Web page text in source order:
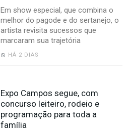
Em show especial, que combina o
melhor do pagode e do sertanejo, o
artista revisita sucessos que
marcaram sua trajetória
HÁ 2 DIAS
Expo Campos segue, com
concurso leiteiro, rodeio e
programação para toda a
família